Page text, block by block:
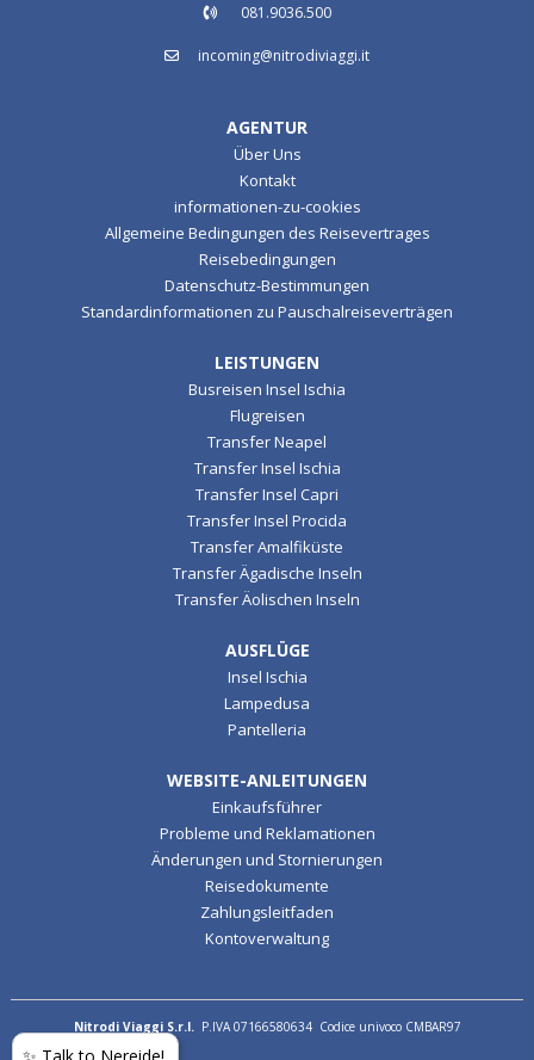
081.9036.500
incoming@nitrodiviaggi.it
AGENTUR
Über Uns
Kontakt
informationen-zu-cookies
Allgemeine Bedingungen des Reisevertrages
Reisebedingungen
Datenschutz-Bestimmungen
Standardinformationen zu Pauschalreiseverträgen
LEISTUNGEN
Busreisen Insel Ischia
Flugreisen
Transfer Neapel
Transfer Insel Ischia
Transfer Insel Capri
Transfer Insel Procida
Transfer Amalfiküste
Transfer Ägadische Inseln
Transfer Äolischen Inseln
AUSFLÜGE
Insel Ischia
Lampedusa
Pantelleria
WEBSITE-ANLEITUNGEN
Einkaufsführer
Probleme und Reklamationen
Änderungen und Stornierungen
Reisedokumente
Zahlungsleitfaden
Kontoverwaltung
Nitrodi Viaggi S.r.l. P.IVA 07166580634 Codice univoco CMBAR97